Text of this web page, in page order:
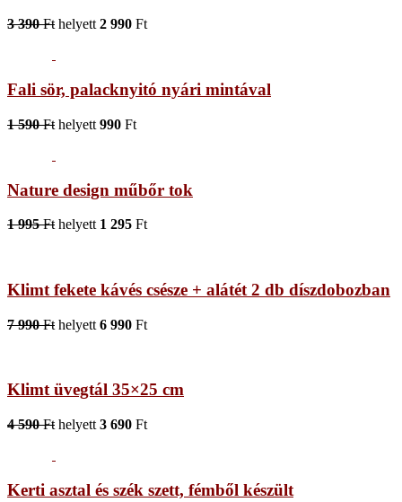
3 390 Fthelyett2 990 Ft
Fali sör, palacknyitó nyári mintával
1 590 Ft helyett 990 Ft
Nature design műbőr tok
1 995 Ft helyett 1 295 Ft
Klimt fekete kávés csésze + alátét 2 db díszdobozban
7 990 Ft helyett 6 990 Ft
Klimt üvegtál 35×25 cm
4 590 Ft helyett 3 690 Ft
Kerti asztal és szék szett, fémből készült